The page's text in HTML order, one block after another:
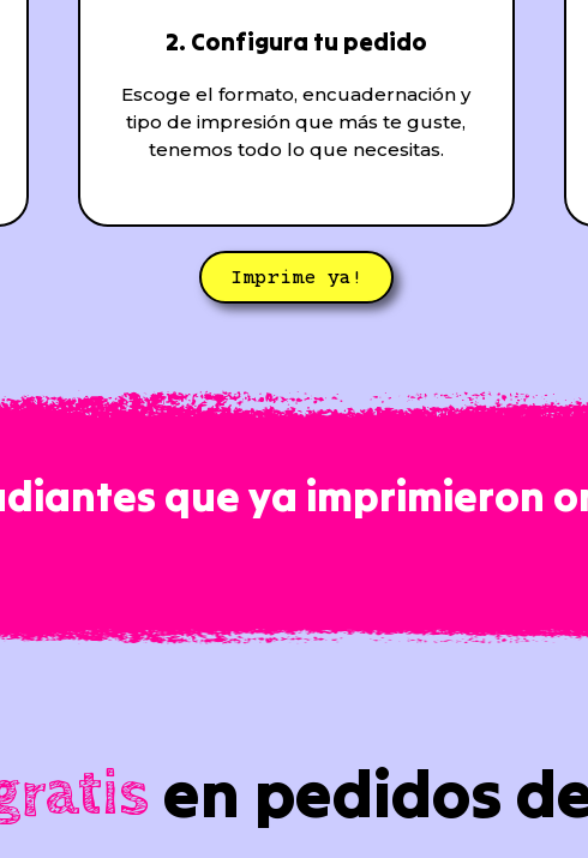
2. Configura tu pedido
Escoge el formato, encuadernación y
tipo de impresión que más te guste,
tenemos todo lo que necesitas.
Imprime ya!
que ya imprimieron
en pedidos